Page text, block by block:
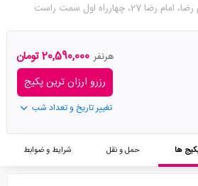
چهارراه اول سمت راست
هرنفر 20,590,000 تومان
رزرو ارزان ترین پکیج
تغییر تاریخ و تعداد شب
ها حمل و نقل شرایط و ضوابط